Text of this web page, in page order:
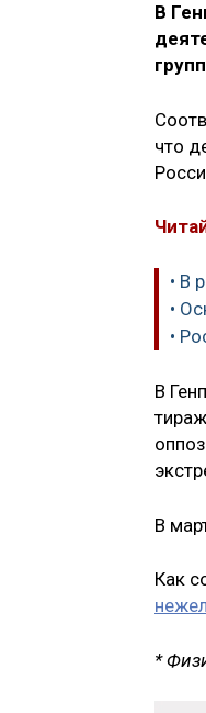
В
что
• В
•
•
В
В
Как
*